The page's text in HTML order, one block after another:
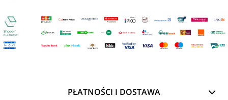
PŁATNOŚCI I DOSTAWA